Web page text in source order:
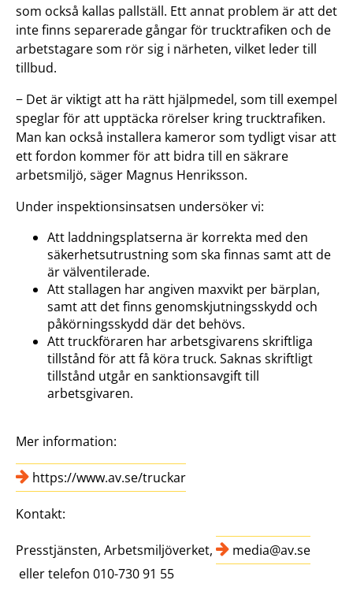
som också kallas pallställ. Ett annat problem är att det
inte finns separerade gångar för trucktrafiken och de
arbetstagare som rör sig i närheten, vilket leder till
tillbud.
− Det är viktigt att ha rätt hjälpmedel, som till exempel
speglar för att upptäcka rörelser kring trucktrafiken.
Man kan också installera kameror som tydligt visar att
ett fordon kommer för att bidra till en säkrare
arbetsmiljö, säger Magnus Henriksson.
Under inspektionsinsatsen undersöker vi:
Att laddningsplatserna är korrekta med den
säkerhetsutrustning som ska finnas samt att de
är välventilerade.
Att stallagen har angiven maxvikt per bärplan,
samt att det finns genomskjutningsskydd och
påkörningsskydd där det behövs.
Att truckföraren har arbetsgivarens skriftliga
tillstånd för att få köra truck. Saknas skriftligt
tillstånd utgår en sanktionsavgift till
arbetsgivaren.
Mer information:
https://www.av.se/truckar
Kontakt:
Presstjänsten, Arbetsmiljöverket,
media@av.se
eller telefon 010-730 91 55